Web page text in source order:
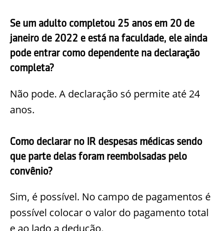
Se um adulto completou 25 anos em 20 de
janeiro de 2022 e está na faculdade, ele ainda
pode entrar como dependente na declaração
completa?
Não pode. A declaração só permite até 24
anos.
Como declarar no IR despesas médicas sendo
que parte delas foram reembolsadas pelo
convênio?
Sim, é possível. No campo de pagamentos é
possível colocar o valor do pagamento total
e ao lado a dedução.